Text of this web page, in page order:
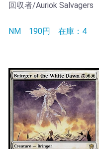
回収者/Auriok Salvagers
NM 190円在庫：4